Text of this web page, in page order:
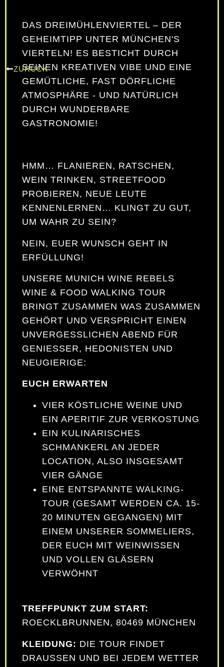
DAS DREIMÜHLENVIERTEL – DER
GEHEIMTIPP UNTER MÜNCHEN'S
VIERTELN! ES BESTICHT DURCH
SEINEN KREATIVEN VIBE UND EINE
GEMÜTLICHE, FAST DÖRFLICHE
ATMOSPHÄRE - UND NATÜRLICH
DURCH WUNDERBARE
GASTRONOMIE!
HMM… FLANIEREN, RATSCHEN,
WEIN TRINKEN, STREETFOOD
PROBIEREN, NEUE LEUTE
KENNENLERNEN… KLINGT ZU GUT,
UM WAHR ZU SEIN?
NEIN, EUER WUNSCH GEHT IN
ERFÜLLUNG!
UNSERE MUNICH WINE REBELS
WINE & FOOD WALKING TOUR
BRINGT ZUSAMMEN WAS ZUSAMMEN
GEHÖRT UND VERSPRICHT EINEN
UNVERGESSLICHEN ABEND FÜR
GENIESSER, HEDONISTEN UND N
EUGIERIGE:
EUCH ERWARTEN
VIER KÖSTLICHE WEINE UND
EIN APERITIF ZUR VERKOSTUNG
EIN KULINARISCHES
SCHMANKERL AN JEDER
LOCATION, ALSO INSGESAMT
VIER GÄNGE
EINE ENTSPANNTE WALKING-
TOUR (GESAMT WERDEN CA. 15-
20 MINUTEN GEGANGEN) MIT
EINEM UNSERER SOMMELIERS,
DER EUCH MIT WEINWISSEN
UND VOLLEN GLÄSERN
VERWÖHNT
TREFFPUNKT ZUM START:
ROECKLBRUNNEN, 80469 MÜNCHEN
KLEIDUNG: DIE TOUR FINDET
DRAUSSEN UND BEI JEDEM WETTER (
ZURÜCK